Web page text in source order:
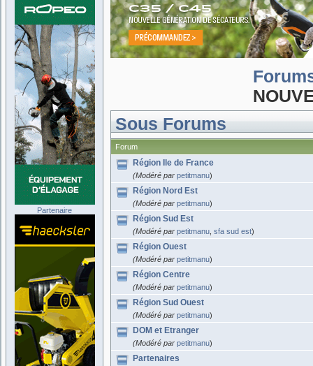
Sous Forums
Forum
Région Ile de France
(Modéré par petitmanu)
Région Nord Est
(Modéré par petitmanu)
Région Sud Est
(Modéré par petitmanu ,sfa sud est)
Région Ouest
(Modéré par petitmanu)
Région Centre
(Modéré par petitmanu)
Région Sud Ouest
(Modéré par petitmanu)
DOM et Etranger
(Modéré par petitmanu)
Partenaires
Partenaire